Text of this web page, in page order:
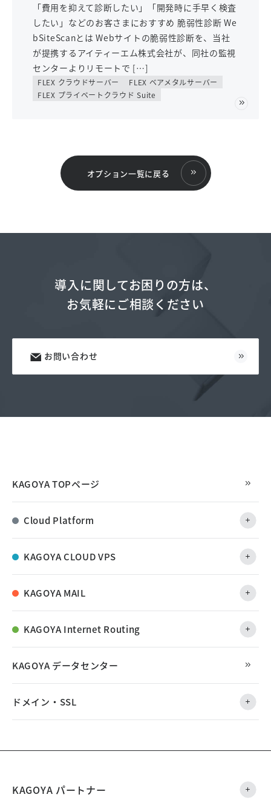
「費用を抑えて診断したい」「開発時に手早く検査
したい」などのお客さまにおすすめ 脆弱性診断 We
bSiteScanとは Webサイトの脆弱性診断を、当社
が提携するアイティーエム株式会社が、同社の監視
センターよりリモートで […]
FLEX クラウドサーバー
FLEX ベアメタルサーバー
FLEX プライベートクラウド Suite
オプション一覧に戻る
導入に関してお困りの方は、
お気軽にご相談ください
お問い合わせ
KAGOYA TOPページ
Cloud Platform
KAGOYA CLOUD VPS
KAGOYA MAIL
KAGOYA Internet Routing
KAGOYA データセンター
ドメイン・SSL
KAGOYA パートナー